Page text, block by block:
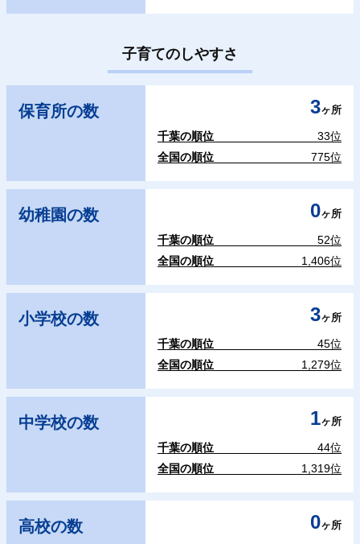
子育てのしやすさ
保育所の数 3ヶ所
千葉の順位
33位
全国の順位
775位
幼稚園の数 0ヶ所
千葉の順位
52位
全国の順位
1,406位
小学校の数 3ヶ所
千葉の順位
45位
全国の順位
1,279位
中学校の数 1ヶ所
千葉の順位
44位
全国の順位
1,319位
高校の数 0ヶ所